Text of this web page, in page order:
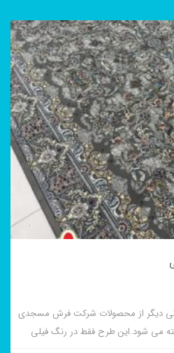
یکی دیگر از محصولات شرکت فرش مسجدی
می شود.این طرح فقط در رنگ فیلی